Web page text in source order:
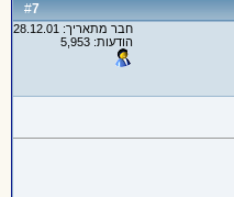
#
7
חבר מתאריך: 28.12.01
הודעות: 5,953